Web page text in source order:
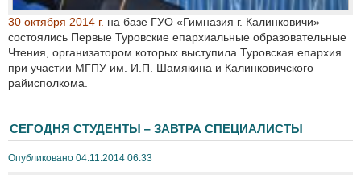
30 октября 2014 г. на базе ГУО «Гимназия г. Калинковичи»
состоялись Первые Туровские епархиальные образовательные
Чтения, организатором которых выступила Туровская епархия
при участии МГПУ им. И.П. Шамякина и Калинковичского
райисполкома.
СЕГОДНЯ СТУДЕНТЫ – ЗАВТРА СПЕЦИАЛИСТЫ
Опубликовано 04.11.2014 06:33